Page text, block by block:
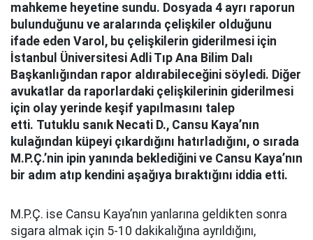
mahkeme heyetine sundu. Dosyada 4 ayrı raporun
bulunduğunu ve aralarında çelişkiler olduğunu
ifade eden Varol, bu çelişkilerin giderilmesi için
İstanbul Üniversitesi Adli Tıp Ana Bilim Dalı
Başkanlığından rapor aldırabileceğini söyledi. Diğer
avukatlar da raporlardaki çelişkilerinin giderilmesi
için olay yerinde keşif yapılmasını talep
etti. Tutuklu sanık Necati D., Cansu Kaya’nın
kulağından küpeyi çıkardığını hatırladığını, o sırada
M.P.Ç.’nin ipin yanında beklediğini ve Cansu Kaya’nın
bir adım atıp kendini aşağıya bıraktığını iddia etti.
M.P.Ç. ise Cansu Kaya’nın yanlarına geldikten sonra
sigara almak için 5-10 dakikalığına ayrıldığını,